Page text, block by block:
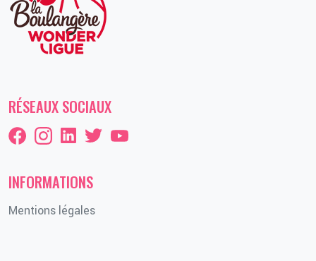
RÉSEAUX SOCIAUX
INFORMATIONS
Mentions légales